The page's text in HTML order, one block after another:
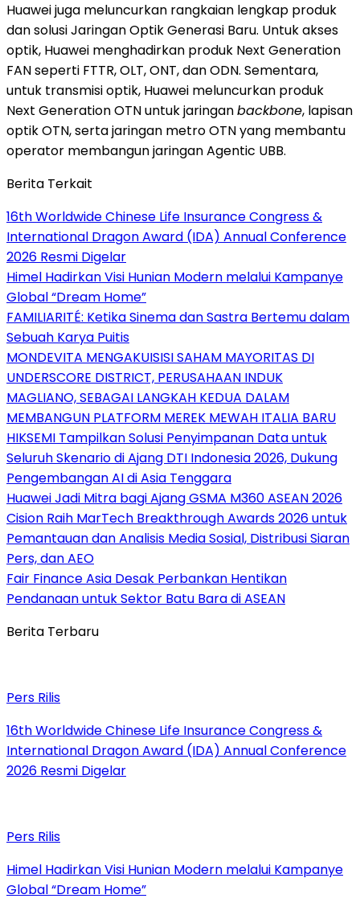
Huawei juga meluncurkan rangkaian lengkap produk
dan solusi Jaringan Optik Generasi Baru. Untuk akses
optik, Huawei menghadirkan produk Next Generation
FAN seperti FTTR, OLT, ONT, dan ODN. Sementara,
untuk transmisi optik, Huawei meluncurkan produk
Next Generation OTN untuk jaringanbackbone, lapisan
optik OTN, serta jaringan metro OTN yang membantu
operator membangun jaringan Agentic UBB.
Berita Terkait
16th Worldwide Chinese Life Insurance Congress &
International Dragon Award (IDA) Annual Conference
2026 Resmi Digelar
Himel Hadirkan Visi Hunian Modern melalui Kampanye
Global “Dream Home”
FAMILIARITÉ: Ketika Sinema dan Sastra Bertemu dalam
Sebuah Karya Puitis
MONDEVITA MENGAKUISISI SAHAM MAYORITAS DI
UNDERSCORE DISTRICT, PERUSAHAAN INDUK
MAGLIANO, SEBAGAI LANGKAH KEDUA DALAM
MEMBANGUN PLATFORM MEREK MEWAH ITALIA BARU
HIKSEMI Tampilkan Solusi Penyimpanan Data untuk
Seluruh Skenario di Ajang DTI Indonesia 2026, Dukung
Pengembangan AI di Asia Tenggara
Huawei Jadi Mitra bagi Ajang GSMA M360 ASEAN 2026
Cision Raih MarTech Breakthrough Awards 2026 untuk
Pemantauan dan Analisis Media Sosial, Distribusi Siaran
Pers, dan AEO
Fair Finance Asia Desak Perbankan Hentikan
Pendanaan untuk Sektor Batu Bara di ASEAN
Berita Terbaru
Pers Rilis
16th Worldwide Chinese Life Insurance Congress &
International Dragon Award (IDA) Annual Conference
2026 Resmi Digelar
Pers Rilis
Himel Hadirkan Visi Hunian Modern melalui Kampanye
Global “Dream Home”